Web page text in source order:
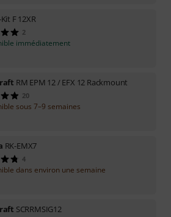
F 12XR
2
immédiatement
RM EPM 12 / EFX 12 Rackmount
20
sous 7–9 semaines
RK-EMX7
4
dans environ une semaine
SCRRMSIG12